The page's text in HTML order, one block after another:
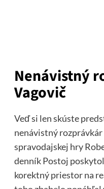
Nenávistný
Vagovič
Veď si len skúste
nenávistný
spravodajskej hry
denník Postoj
korektný priestor na